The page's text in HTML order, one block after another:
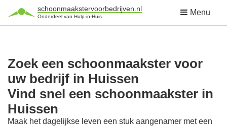
schoonmaakstervoorbedrijven.nl
Onderdeel van Hulp-in-Huis Menu
Zoek een schoonmaakster voor
uw bedrijf in Huissen
Vind snel een schoonmaakster in
Huissen
Maak het dagelijkse leven een stuk aangenamer met een